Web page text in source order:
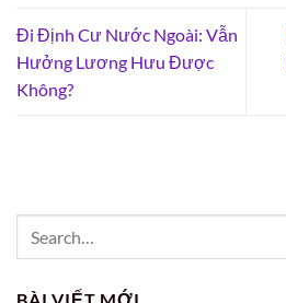
Đi Định Cư Nước Ngoài: Vẫn
Hưởng Lương Hưu Được
Không?
BÀI VIẾT MỚI